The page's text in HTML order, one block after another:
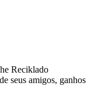
Reciklado
seus amigos, ganhos